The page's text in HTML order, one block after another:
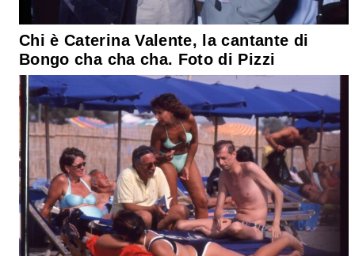
Chi è Caterina Valente, la cantante di
Bongo cha cha cha. Foto di Pizzi